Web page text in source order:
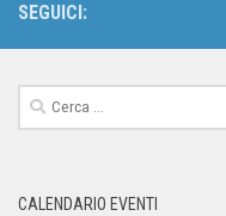
SEGUICI:
CALENDARIO EVENTI